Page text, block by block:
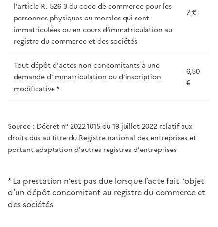
l'article R. 526-3 du code de commerce pour les
personnes physiques ou morales qui sont
immatriculées ou en cours d'immatriculation au
registre du commerce et des sociétés
7 €
Tout dépôt d'actes non concomitants à une
demande d'immatriculation ou d'inscription
modificative *
6,50
€
Source : Décret n° 2022-1015 du 19 juillet 2022 relatif aux
droits dus au titre du Registre national des entreprises et
portant adaptation d'autres registres d'entreprises
* La prestation n’est pas due lorsque l’acte fait l’objet
d’un dépôt concomitant au registre du commerce et
des sociétés